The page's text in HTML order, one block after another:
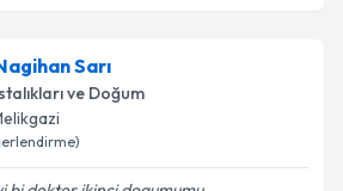
Yüceliçin randevu takvimi talebi
uzmandan randevu almanız için bir
e-posta ile bilgilendireceğiz.
Sarı
ve Doğum